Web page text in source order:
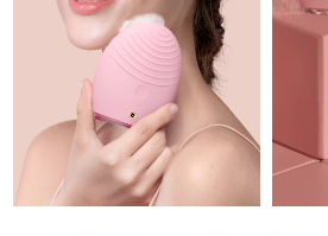
Slovacchia
Slovenia
Sudafrica